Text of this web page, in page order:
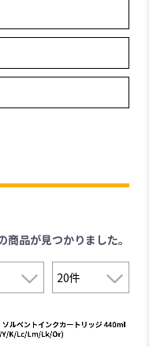
商品が見つかりました。